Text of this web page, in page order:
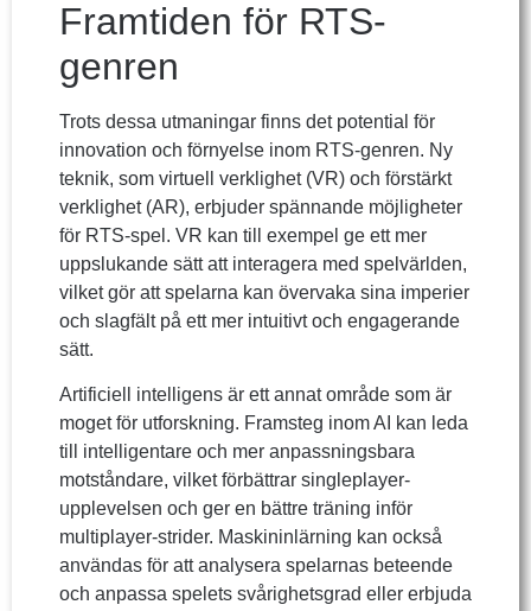
Framtiden för RTS-
genren
Trots dessa utmaningar finns det potential för
innovation och förnyelse inom RTS-genren. Ny
teknik, som virtuell verklighet (VR) och förstärkt
verklighet (AR), erbjuder spännande möjligheter
för RTS-spel. VR kan till exempel ge ett mer
uppslukande sätt att interagera med spelvärlden,
vilket gör att spelarna kan övervaka sina imperier
och slagfält på ett mer intuitivt och engagerande
sätt.
Artificiell intelligens är ett annat område som är
moget för utforskning. Framsteg inom AI kan leda
till intelligentare och mer anpassningsbara
motståndare, vilket förbättrar singleplayer-
upplevelsen och ger en bättre träning inför
multiplayer-strider. Maskininlärning kan också
användas för att analysera spelarnas beteende
och anpassa spelets svårighetsgrad eller erbjuda